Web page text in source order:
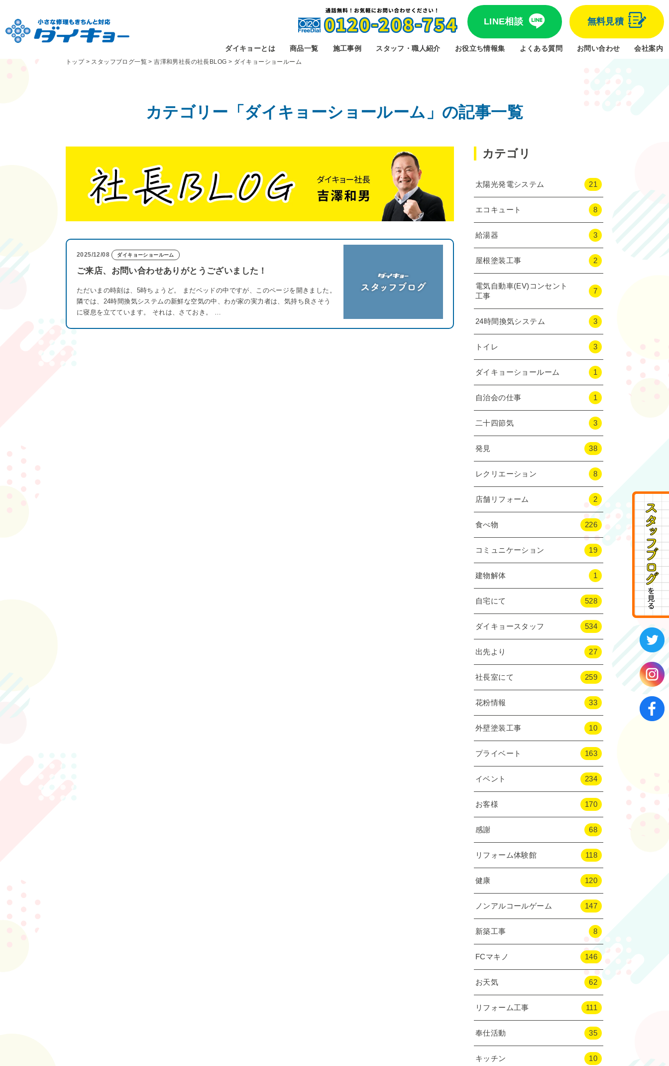
LINE相談 無料見積
ダイキョーとは 商品一覧 施工事例 スタッフ・職人紹介 お役立ち情報集 よくある質問 お問い合わせ 会社案内
トップ> スタッフブログ一覧 >吉澤和男社長の社長BLOG > ダイキョーショールーム
カテゴリー「ダイキョーショールーム」の記事一覧
2025/12/08 ダイキョーショールーム
ご来店、お問い合わせありがとうございました！
ただいまの時刻は、5時ちょうど。 まだベッドの中ですが、このページを開きました。
隣では、24時間換気システムの新鮮な空気の中、わが家の実力者は、気持ち良さそう
に寝息を立てています。 それは、さておき。 …
カテゴリ
太陽光発電システム 21
エコキュート 8
給湯器 3
屋根塗装工事 2
電気自動車(EV)コンセント
工事
7
24時間換気システム 3
トイレ 3
ダイキョーショールーム 1
自治会の仕事 1
二十四節気 3
発見 38
レクリエーション 8
店舗リフォーム 2
食べ物 226
コミュニケーション 19
建物解体 1
自宅にて 528
ダイキョースタッフ 534
出先より 27
社長室にて 259
花粉情報 33
外壁塗装工事 10
プライベート 163
イベント 234
お客様 170
感謝 68
リフォーム体験館 118
健康 120
ノンアルコールゲーム 147
新築工事 8
FCマキノ 146
お天気 62
リフォーム工事 111
奉仕活動 35
キッチン 10